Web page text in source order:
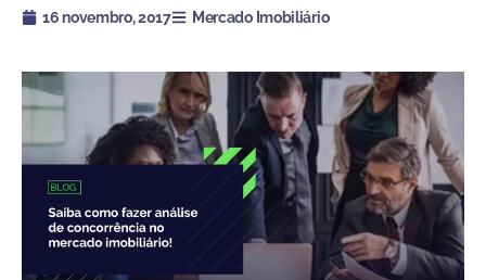
16 novembro, 2017 Mercado Imobiliário